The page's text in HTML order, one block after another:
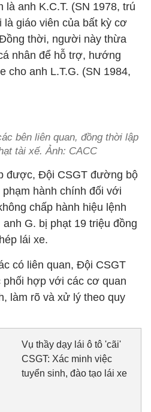
là anh K.C.T. (SN 1978, trú
là giáo viên của bất kỳ cơ
thời, người này thừa
nhân để hỗ trợ, hướng
cho anh L.T.G. (SN 1984,
bên liên quan, đồng thời lập
tài xế. Ảnh: CACC
được, Đội CSGT đường bộ
hành chính đối với
chấp hành hiệu lệnh
G. bị phạt 19 triệu đồng
lái xe.
có liên quan, Đội CSGT
hợp với các cơ quan
làm rõ và xử lý theo quy
Vụ thầy dạy lái ô tô 'cãi'
CSGT: Xác minh việc
tuyển sinh, đào tạo lái xe